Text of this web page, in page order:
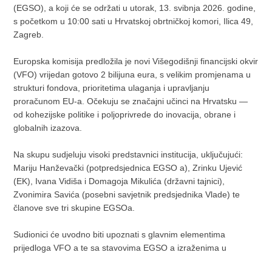
(EGSO), a koji će se održati u utorak, 13. svibnja 2026. godine,
s početkom u 10:00 sati u Hrvatskoj obrtničkoj komori, Ilica 49,
Zagreb.
Europska komisija predložila je novi Višegodišnji financijski okvir
(VFO) vrijedan gotovo 2 bilijuna eura, s velikim promjenama u
strukturi fondova, prioritetima ulaganja i upravljanju
proračunom EU-a. Očekuju se značajni učinci na Hrvatsku —
od kohezijske politike i poljoprivrede do inovacija, obrane i
globalnih izazova.
Na skupu sudjeluju visoki predstavnici institucija, uključujući:
Mariju Hanževački (potpredsjednica EGSO a), Zrinku Ujević
(EK), Ivana Vidiša i Domagoja Mikulića (državni tajnici),
Zvonimira Savića (posebni savjetnik predsjednika Vlade) te
članove sve tri skupine EGSOa.
Sudionici će uvodno biti upoznati s glavnim elementima
prijedloga VFO a te sa stavovima EGSO a izraženima u